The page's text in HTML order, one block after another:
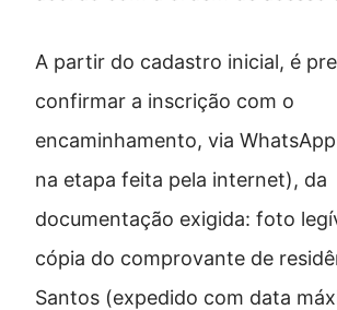
A partir do cadastro inicial, é
confirmar a inscrição com o
encaminhamento, via
na etapa feita pela internet), da
documentação exigida: foto
cópia do comprovante de
Santos (expedido com data